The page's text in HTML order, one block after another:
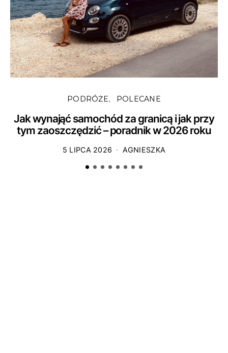
PODRÓŻE POLECANE
Jak wynająć samochód za granicą i jak przy
tym zaoszczędzić – poradnik w 2026 roku
5 LIPCA 2026 AGNIESZKA